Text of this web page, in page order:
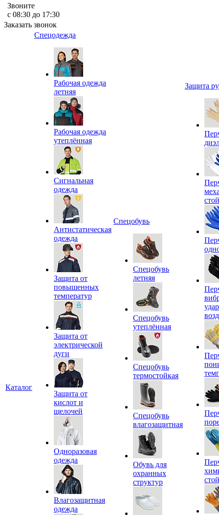
Звоните
с 08:30 до 17:30
Заказать звонок
Каталог
Спецодежда
Рабочая одежда
летняя
Рабочая одежда
утеплённая
Сигнальная
одежда
Антистатическая
одежда
Защита от
повышенных
температур
Защита от
электрической
дуги
Защита от
кислот и
щелочей
Одноразовая
одежда
Влагозащитная
одежда
Спецобувь
Спецобувь
летняя
Спецобувь
утеплённая
Спецобувь
термостойкая
Спецобувь
влагозащитная
Обувь для
охранных
структур
Защита